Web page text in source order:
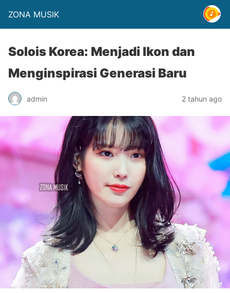
ZONA MUSIK
Solois Korea: Menjadi Ikon dan
Menginspirasi Generasi Baru
admin 2 tahun ago